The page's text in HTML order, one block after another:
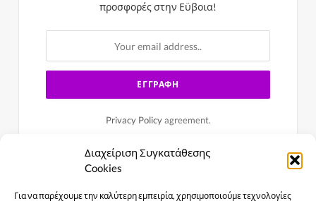
Διαχείριση Συγκατάθεσης
Cookies
Για να παρέχουμε την καλύτερη εμπειρία, χρησιμοποιούμε τεχνολογίες
προσφορές στην Εϋβοια!
Privacy Policyagreement.